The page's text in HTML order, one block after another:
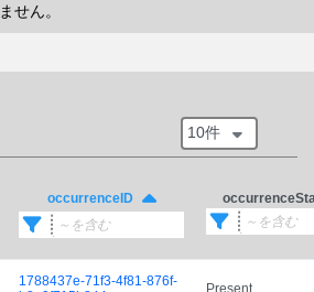
せん。
10件
occurrenceID
1788437e-71f3-4f81-876f-
Present